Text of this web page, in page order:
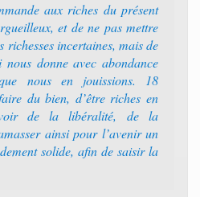
aux riches du présent
et de ne pas mettre
richesses incertaines, mais de
donne avec abondance
nous en jouissions. 18
du bien, d’être riches en
de la libéralité, de la
ainsi pour l’avenir un
solide, afin de saisir la